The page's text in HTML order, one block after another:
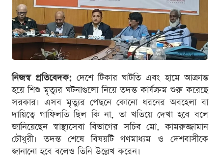
নিজস্ব প্রতিবেদক: দেশে টিকার ঘাটতি এবং হামে আক্রান্ত
হয়ে শিশু মৃত্যুর ঘটনাগুলো নিয়ে তদন্ত কার্যক্রম শুরু করেছে
সরকার। এসব মৃত্যুর পেছনে কোনো ধরনের অবহেলা বা
দায়িত্বে গাফিলতি ছিল কি না, তা খতিয়ে দেখা হবে বলে
জানিয়েছেন স্বাস্থ্যসেবা বিভাগের সচিব মো. কামরুজ্জামান
চৌধুরী। তদন্ত শেষে বিষয়টি গণমাধ্যম ও দেশবাসীকে
জানানো হবে বলেও তিনি উল্লেখ করেন।